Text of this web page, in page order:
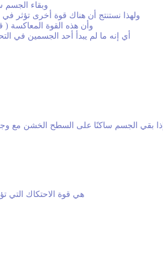
وبقاء الجسم
ولهذا نستنتج أن هناك قوة أخرى تؤثر
وأن هذه القوة المعاكسة (
أي إنه ما لم يبدأ أحد الجسمين في
إذا بقي الجسم ساكنًا على السطح الخشن مع
هي قوة الاحتكاك التي